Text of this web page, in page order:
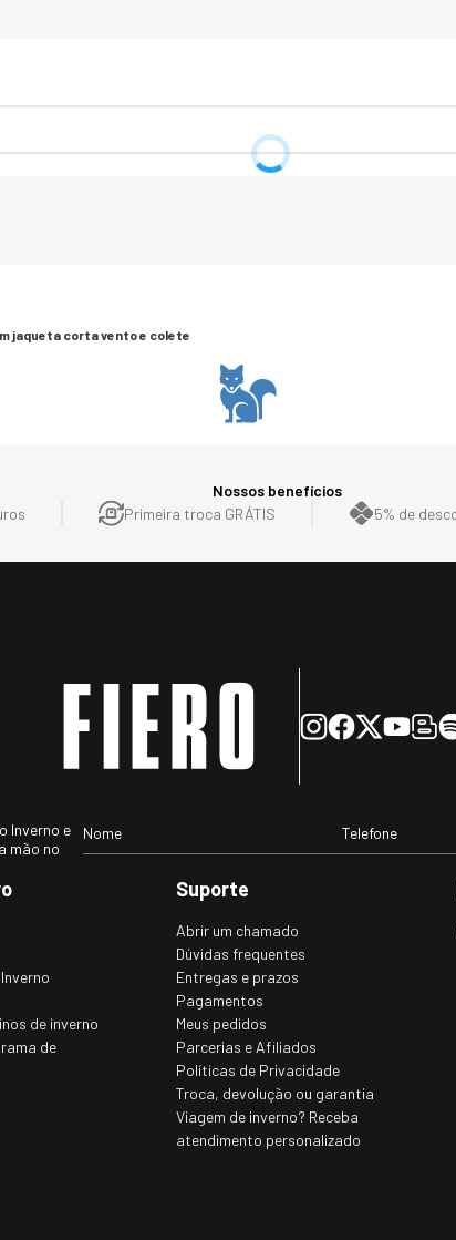
jaqueta corta vento e colete
Nossos benefícios
Primeira troca GRÁTIS 5% de
Inverno e
mão no
de inverno
de
Suporte
Abrir um chamado
Dúvidas frequentes
Entregas e prazos
Pagamentos
Meus pedidos
Parcerias e Afiliados
Políticas de Privacidade
Troca, devolução ou garantia
Viagem de inverno? Receba
atendimento personalizado